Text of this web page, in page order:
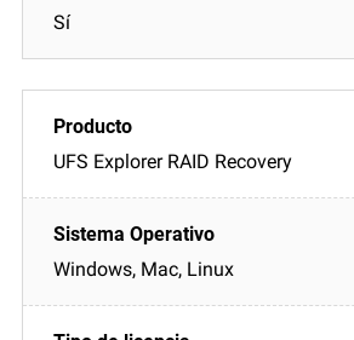
Sí
UFS Explorer RAID Recovery
Windows, Mac, Linux